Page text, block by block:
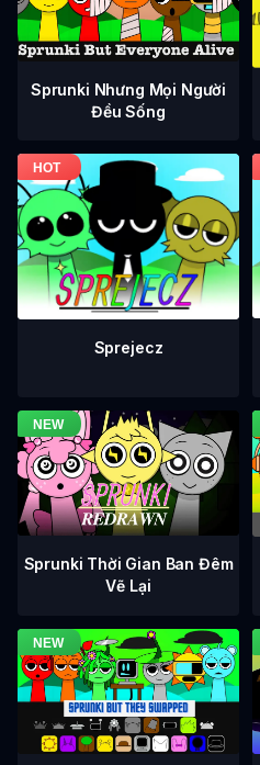
Sprunki Nhưng Mọi Người
Đều Sống
Sprejecz
Sprunki Thời Gian Ban Đêm
Vẽ Lại